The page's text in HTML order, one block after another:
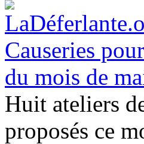
Causeries
du mois de
Huit ateliers
proposés ce